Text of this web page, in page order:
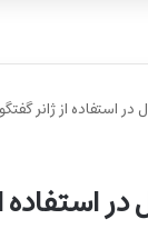
استفاده از ژانر گفتگو
استفاده